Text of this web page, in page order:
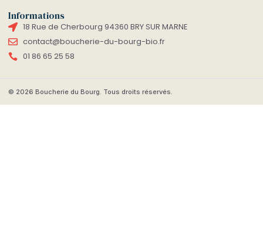
Informations
18 Rue de Cherbourg 94360 BRY SUR MARNE
contact@boucherie-du-bourg-bio.fr
01 86 65 25 58
© 2026 Boucherie du Bourg. Tous droits réservés.